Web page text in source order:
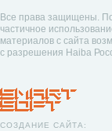
Все права защищены.
частичное
материалов с сайта
с разрешения Haiba
СОЗДАНИЕ САЙТА: